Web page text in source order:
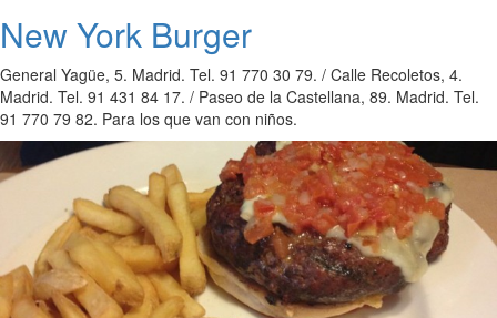
New York Burger
General Yagüe, 5. Madrid. Tel. 91 770 30 79. / Calle Recoletos, 4.
Madrid. Tel. 91 431 84 17. / Paseo de la Castellana, 89. Madrid. Tel.
91 770 79 82. Para los que van con niños.